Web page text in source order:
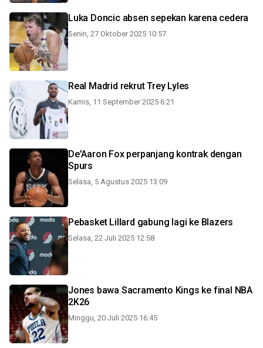
Luka Doncic absen sepekan karena cedera
Senin, 27 Oktober 2025 10:57
Real Madrid rekrut Trey Lyles
Kamis, 11 September 2025 6:21
De'Aaron Fox perpanjang kontrak dengan
Spurs
Selasa, 5 Agustus 2025 13:09
Pebasket Lillard gabung lagi ke Blazers
Selasa, 22 Juli 2025 12:58
Jones bawa Sacramento Kings ke final NBA
2K26
Minggu, 20 Juli 2025 16:45